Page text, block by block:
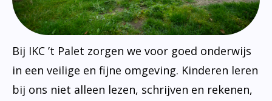
Bij IKC ’t Palet zorgen we voor goed onderwijs
in een veilige en fijne omgeving. Kinderen leren
bij ons niet alleen lezen, schrijven en rekenen,